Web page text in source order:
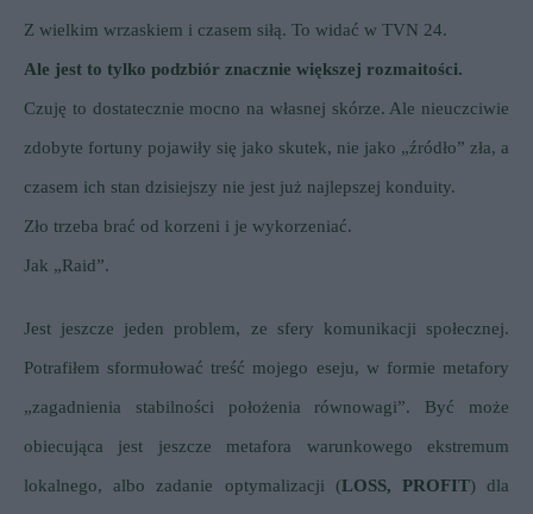
Z wielkim wrzaskiem i czasem siłą. To widać w TVN 24.
Ale jest to tylko podzbiór znacznie większej rozmaitości.
Czuję to dostatecznie mocno na własnej skórze. Ale nieuczciwie
zdobyte fortuny pojawiły się jako skutek, nie jako „źródło” zła, a
czasem ich stan dzisiejszy nie jest już najlepszej konduity.
Zło trzeba brać od korzeni i je wykorzeniać.
Jak „Raid”.
Jest jeszcze jeden problem, ze sfery komunikacji społecznej.
Potrafiłem sformułować treść mojego eseju, w formie metafory
„zagadnienia stabilności położenia równowagi”. Być może
obiecująca jest jeszcze metafora warunkowego ekstremum
lokalnego, albo zadanie optymalizacji (LOSS, PROFIT) dla